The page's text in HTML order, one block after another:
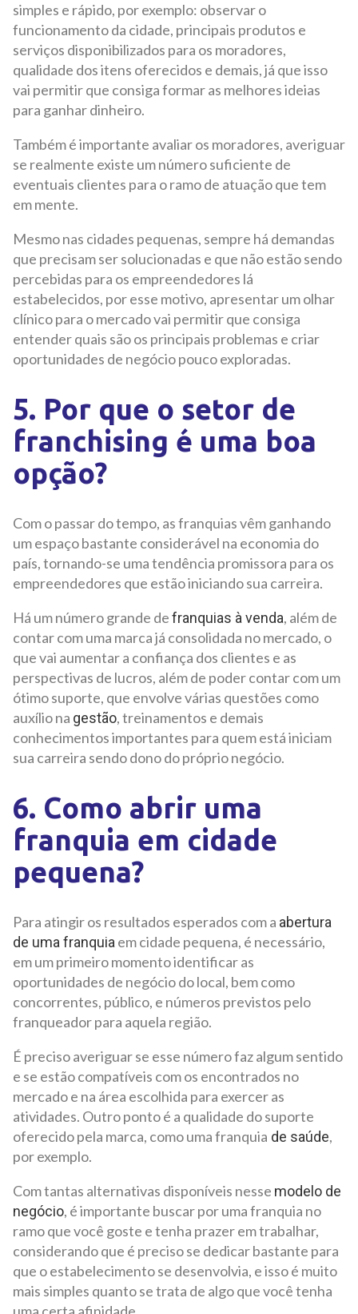
simples e rápido, por exemplo: observar o
funcionamento da cidade, principais produtos e
serviços disponibilizados para os moradores,
qualidade dos itens oferecidos e demais, já que isso
vai permitir que consiga formar as melhores ideias
para ganhar dinheiro.
Também é importante avaliar os moradores, averiguar
se realmente existe um número suficiente de
eventuais clientes para o ramo de atuação que tem
em mente.
Mesmo nas cidades pequenas, sempre há demandas
que precisam ser solucionadas e que não estão sendo
percebidas para os empreendedores lá
estabelecidos, por esse motivo, apresentar um olhar
clínico para o mercado vai permitir que consiga
entender quais são os principais problemas e criar
oportunidades de negócio pouco exploradas.
5. Por que o setor de
franchising é uma boa
opção?
Com o passar do tempo, as franquias vêm ganhando
um espaço bastante considerável na economia do
país, tornando-se uma tendência promissora para os
empreendedores que estão iniciando sua carreira.
Há um número grande defranquias à venda, além de
contar com uma marca já consolidada no mercado, o
que vai aumentar a confiança dos clientes e as
perspectivas de lucros, além de poder contar com um
ótimo suporte, que envolve várias questões como
auxílio na gestão, treinamentos e demais
conhecimentos importantes para quem está iniciam
sua carreira sendo dono do próprio negócio.
6. Como abrir uma
franquia em cidade
pequena?
Para atingir os resultados esperados com a abertura
de uma franquia em cidade pequena, é necessário,
em um primeiro momento identificar as
oportunidades de negócio do local, bem como
concorrentes, público, e números previstos pelo
franqueador para aquela região.
É preciso averiguar se esse número faz algum sentido
e se estão compatíveis com os encontrados no
mercado e na área escolhida para exercer as
atividades. Outro ponto é a qualidade do suporte
oferecido pela marca, como uma franquia de saúde,
por exemplo.
Com tantas alternativas disponíveis nesse modelo de
negócio, é importante buscar por uma franquia no
ramo que você goste e tenha prazer em trabalhar,
considerando que é preciso se dedicar bastante para
que o estabelecimento se desenvolvia, e isso é muito
mais simples quanto se trata de algo que você tenha
uma certa afinidade.